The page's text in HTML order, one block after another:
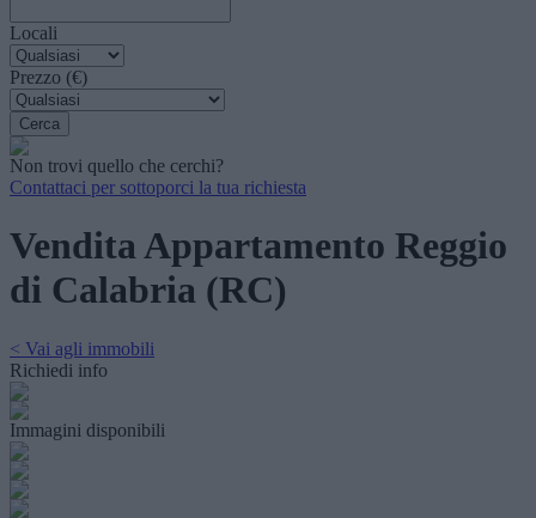
Locali
Prezzo (€)
Non trovi quello che cerchi?
Contattaci per sottoporci la tua richiesta
Vendita Appartamento Reggio
di Calabria (RC)
< Vai agli immobili
Richiedi info
Immagini disponibili